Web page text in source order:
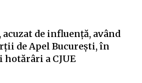
de influență, având
de Apel București, în
a CJUE